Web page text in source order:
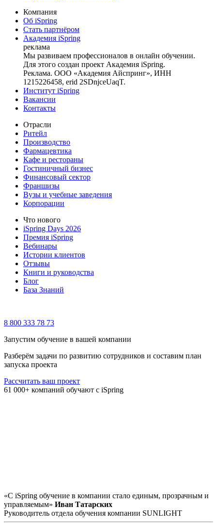
Компания
Об iSpring
Стать партнёром
Академия iSpring
реклама
Мы развиваем профессионалов в онлайн обучении.
Для этого создан проект Академия iSpring.
Реклама. ООО «Академия Айспринг», ИНН
1215226458, erid 2SDnjceUaqT.
Институт iSpring
Вакансии
Контакты
Отрасли
Ритейл
Производство
Фармацевтика
Кафе и рестораны
Гостиничный бизнес
Финансовый сектор
Франшизы
Вузы и учебные заведения
Корпорации
Что нового
iSpring Days 2026
Премия iSpring
Вебинары
Истории клиентов
Отзывы
Книги и руководства
Блог
База Знаний
8 800 333 78 73
Запустим обучение в вашей компании
Разберём задачи по развитию сотрудников и составим план
запуска проекта
Рассчитать ваш проект
61 000+ компаний обучают с iSpring
«С iSpring обучение в компании стало единым, прозрачным и
управляемым» Иван Татарских
Руководитель отдела обучения компании SUNLIGHT